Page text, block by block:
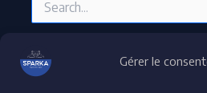
Gérer le